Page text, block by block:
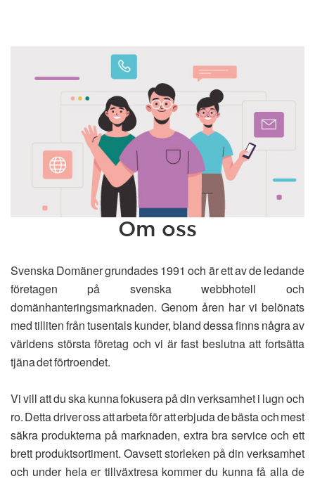
Om oss
Svenska Domäner grundades 1991 och är ett av de ledande
företagen på svenska webbhotell och
domänhanteringsmarknaden. Genom åren har vi belönats
med tilliten från tusentals kunder, bland dessa finns några av
världens största företag och vi är fast beslutna att fortsätta
tjäna det förtroendet.
Vi vill att du ska kunna fokusera på din verksamhet i lugn och
ro. Detta driver oss att arbeta för att erbjuda de bästa och mest
säkra produkterna på marknaden, extra bra service och ett
brett produktsortiment. Oavsett storleken på din verksamhet
och under hela er tillväxtresa kommer du kunna få alla de